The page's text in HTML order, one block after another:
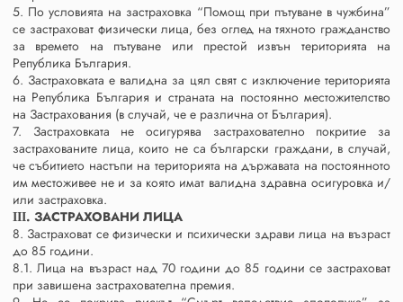
5. По условията на застраховка “Помощ при пътуване в чужбина”
се застраховат физически лица, без оглед на тяхното гражданство
за времето на пътуване или престой извън територията на
Република България.
6. Застраховката е валидна за цял свят с изключение територията
на Република България и страната на постоянно местожителство
на Застрахования (в случай, че е различна от България).
7. Застраховката не осигурява застрахователно покритие за
застрахованите лица, които не са български граждани, в случай,
че събитието настъпи на територията на държавата на постоянното
им местоживее не и за която имат валидна здравна осигуровка и/
или застраховка.
ІІІ. ЗАСТРАХОВАНИ ЛИЦА
8. Застраховат се физически и психически здрави лица на възраст
до 85 години.
8.1. Лица на възраст над 70 години до 85 години се застраховат
при завишена застрахователна премия.